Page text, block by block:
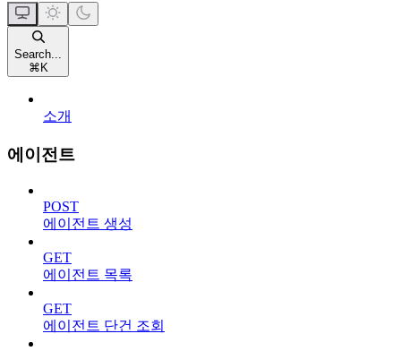
Search...
⌘ K
소개
에이전트
POST
에이전트 생성
GET
에이전트 목록
GET
에이전트 단건 조회